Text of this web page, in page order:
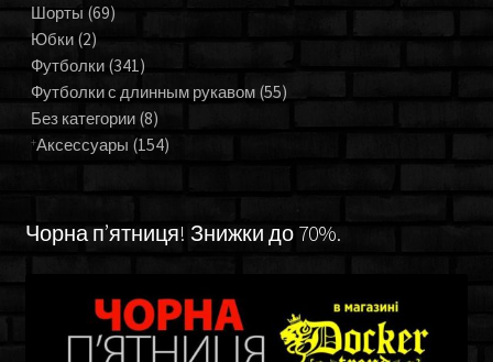
Шорты (69)
Юбки (2)
Футболки (341)
Футболки с длинным рукавом (55)
Без категории (8)
Аксессуары (154)
Чорна п’ятниця! Знижки до 70%.